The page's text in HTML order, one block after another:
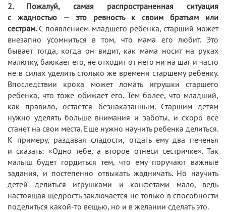
2. Пожалуй, самая распространенная ситуация
с жадностью — это ревность к своим братьям или
сестрам. С появлением младшего ребенка, старший может
внезапно усомниться в том, что мама его любит. Это
бывает тогда, когда он видит, как мама носит на руках
малютку, баюкает его, не отходит от него ни на шаг и часто
не в силах уделить столько же времени старшему ребенку.
Впоследствии кроха может ломать игрушки старшего
ребенка, что тоже обижает его. Тем более, что младший,
как правило, остается безнаказанным. Старшим детям
нужно уделять больше внимания и заботы, и скоро все
станет на свои места. Еще нужно научить ребенка делиться.
К примеру, раздавая сладости, отдать ему два печенья
и сказать: «Одно тебе, а второе отнеси сестричке». Так
малыш будет гордиться тем, что ему поручают важные
задания, и постепенно отвыкать жадничать. Но научить
детей делиться игрушками и конфетами мало, ведь
настоящая щедрость заключается не только в способности
поделиться какой-то вещью, но и в желании сделать это.